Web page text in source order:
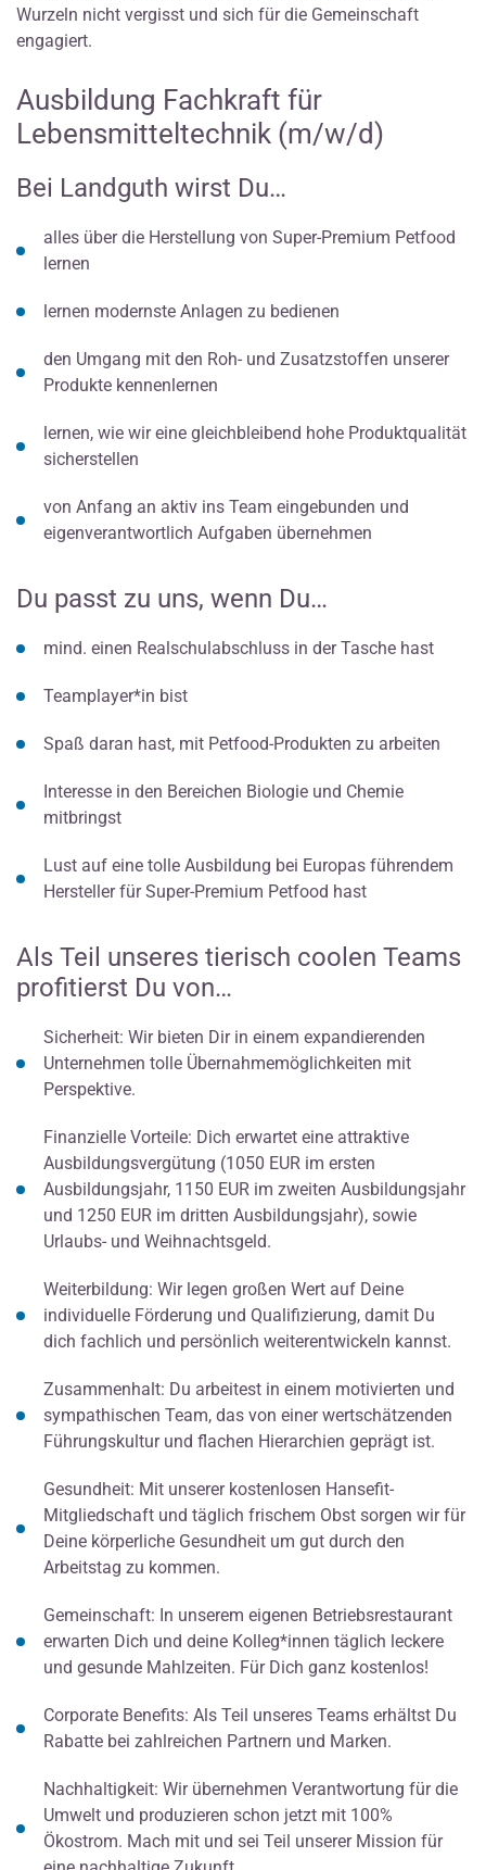
Wurzeln nicht vergisst und sich für die Gemeinschaft
engagiert.
Ausbildung Fachkraft für
Lebensmitteltechnik (m/w/d)
Bei Landguth wirst Du…
alles über die Herstellung von Super-Premium Petfood
lernen
lernen modernste Anlagen zu bedienen
den Umgang mit den Roh- und Zusatzstoffen unserer
Produkte kennenlernen
lernen, wie wir eine gleichbleibend hohe Produktqualität
sicherstellen
von Anfang an aktiv ins Team eingebunden und
eigenverantwortlich Aufgaben übernehmen
Du passt zu uns, wenn Du…
mind. einen Realschulabschluss in der Tasche hast
Teamplayer*in bist
Spaß daran hast, mit Petfood-Produkten zu arbeiten
Interesse in den Bereichen Biologie und Chemie
mitbringst
Lust auf eine tolle Ausbildung bei Europas führendem
Hersteller für Super-Premium Petfood hast
Als Teil unseres tierisch coolen Teams
profitierst Du von…
Sicherheit: Wir bieten Dir in einem expandierenden
Unternehmen tolle Übernahmemöglichkeiten mit
Perspektive.
Finanzielle Vorteile: Dich erwartet eine attraktive
Ausbildungsvergütung (1050 EUR im ersten
Ausbildungsjahr, 1150 EUR im zweiten Ausbildungsjahr
und 1250 EUR im dritten Ausbildungsjahr), sowie
Urlaubs- und Weihnachtsgeld.
Weiterbildung: Wir legen großen Wert auf Deine
individuelle Förderung und Qualifizierung, damit Du
dich fachlich und persönlich weiterentwickeln kannst.
Zusammenhalt: Du arbeitest in einem motivierten und
sympathischen Team, das von einer wertschätzenden
Führungskultur und flachen Hierarchien geprägt ist.
Gesundheit: Mit unserer kostenlosen Hansefit-
Mitgliedschaft und täglich frischem Obst sorgen wir für
Deine körperliche Gesundheit um gut durch den
Arbeitstag zu kommen.
Gemeinschaft: In unserem eigenen Betriebsrestaurant
erwarten Dich und deine Kolleg*innen täglich leckere
und gesunde Mahlzeiten. Für Dich ganz kostenlos!
Corporate Benefits: Als Teil unseres Teams erhältst Du
Rabatte bei zahlreichen Partnern und Marken.
Nachhaltigkeit: Wir übernehmen Verantwortung für die
Umwelt und produzieren schon jetzt mit 100%
Ökostrom. Mach mit und sei Teil unserer Mission für